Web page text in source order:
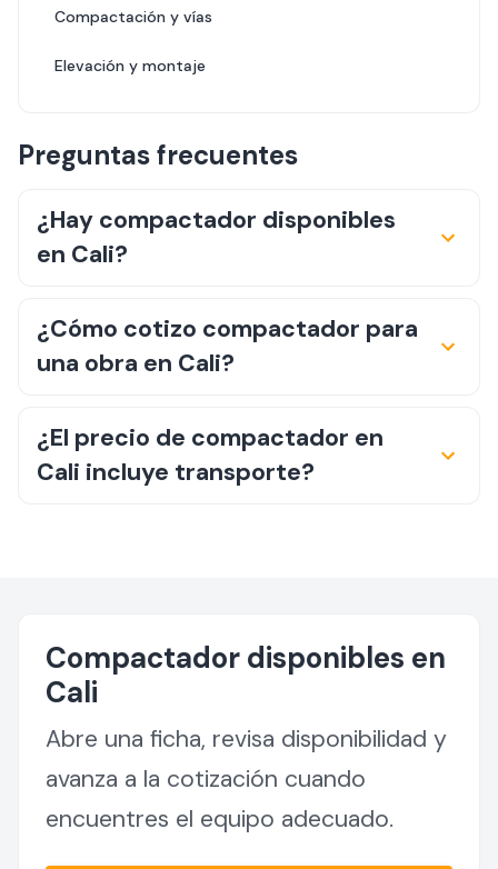
Compactación y vías
Elevación y montaje
Preguntas frecuentes
¿Hay compactador disponibles
en Cali?
¿Cómo cotizo compactador para
una obra en Cali?
¿El precio de compactador en
Cali incluye transporte?
Compactador disponibles en
Cali
Abre una ficha, revisa disponibilidad y
avanza a la cotización cuando
encuentres el equipo adecuado.